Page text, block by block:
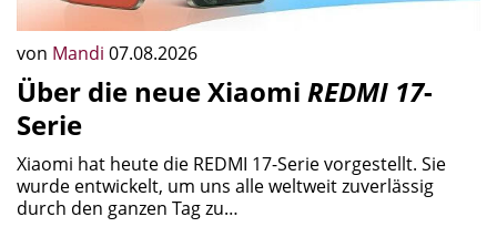
von Mandi 07.08.2026
Über die neue Xiaomi REDMI 17-
Serie
Xiaomi hat heute die REDMI 17-Serie vorgestellt. Sie
wurde entwickelt, um uns alle weltweit zuverlässig
durch den ganzen Tag zu…